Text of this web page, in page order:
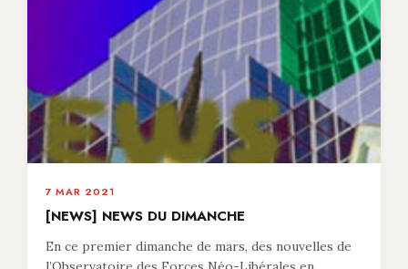
7 MAR 2021
[NEWS] NEWS DU DIMANCHE
En ce premier dimanche de mars, des nouvelles de